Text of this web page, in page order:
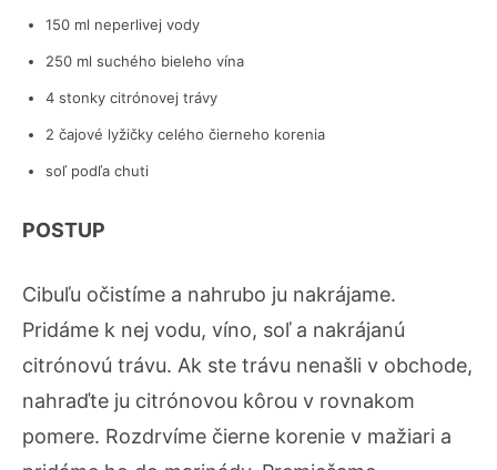
150 ml neperlivej vody
250 ml suchého bieleho vína
4 stonky citrónovej trávy
2 čajové lyžičky celého čierneho korenia
soľ podľa chuti
POSTUP
Cibuľu očistíme a nahrubo ju nakrájame.
Pridáme k nej vodu, víno, soľ a nakrájanú
citrónovú trávu. Ak ste trávu nenašli v obchode,
nahraďte ju citrónovou kôrou v rovnakom
pomere. Rozdrvíme čierne korenie v mažiari a